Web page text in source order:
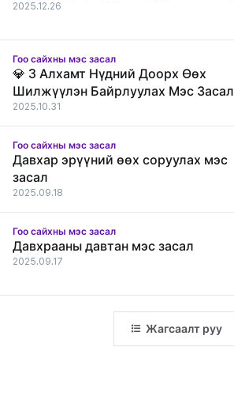
2025.12.26
Гоо сайхны мэс засал
💎 3 Алхамт Нүдний Доорх Өөх
Шилжүүлэн Байрлуулах Мэс Засал
2025.10.31
Гоо сайхны мэс засал
Давхар эрүүний өөх соруулах мэс
засал
2025.09.18
Гоо сайхны мэс засал
Давхрааны давтан мэс засал
2025.09.17
Жагсаалт руу